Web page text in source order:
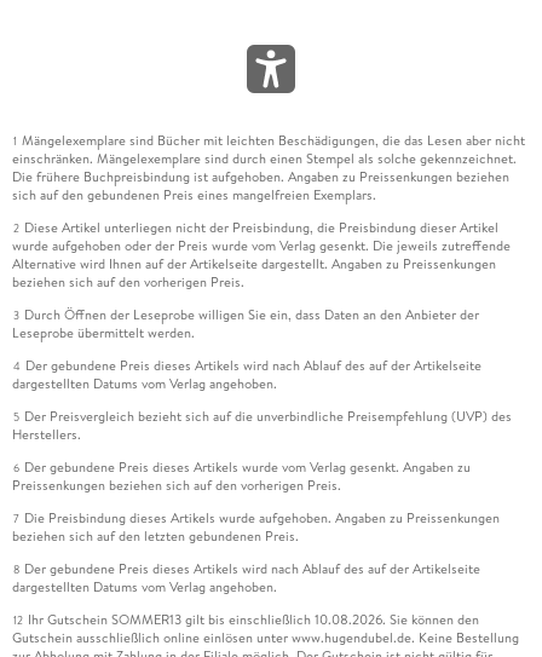
1 Mängelexemplare sind Bücher mit leichten Beschädigungen, die das Lesen aber nicht
einschränken. Mängelexemplare sind durch einen Stempel als solche gekennzeichnet.
Die frühere Buchpreisbindung ist aufgehoben. Angaben zu Preissenkungen beziehen
sich auf den gebundenen Preis eines mangelfreien Exemplars.
2 Diese Artikel unterliegen nicht der Preisbindung, die Preisbindung dieser Artikel
wurde aufgehoben oder der Preis wurde vom Verlag gesenkt. Die jeweils zutreffende
Alternative wird Ihnen auf der Artikelseite dargestellt. Angaben zu Preissenkungen
beziehen sich auf den vorherigen Preis.
3 Durch Öffnen der Leseprobe willigen Sie ein, dass Daten an den Anbieter der
Leseprobe übermittelt werden.
4 Der gebundene Preis dieses Artikels wird nach Ablauf des auf der Artikelseite
dargestellten Datums vom Verlag angehoben.
5 Der Preisvergleich bezieht sich auf die unverbindliche Preisempfehlung (UVP) des
Herstellers.
6 Der gebundene Preis dieses Artikels wurde vom Verlag gesenkt. Angaben zu
Preissenkungen beziehen sich auf den vorherigen Preis.
7 Die Preisbindung dieses Artikels wurde aufgehoben. Angaben zu Preissenkungen
beziehen sich auf den letzten gebundenen Preis.
8 Der gebundene Preis dieses Artikels wird nach Ablauf des auf der Artikelseite
dargestellten Datums vom Verlag angehoben.
12 Ihr Gutschein SOMMER13 gilt bis einschließlich 10.08.2026. Sie können den
Gutschein ausschließlich online einlösen unter www.hugendubel.de. Keine Bestellung